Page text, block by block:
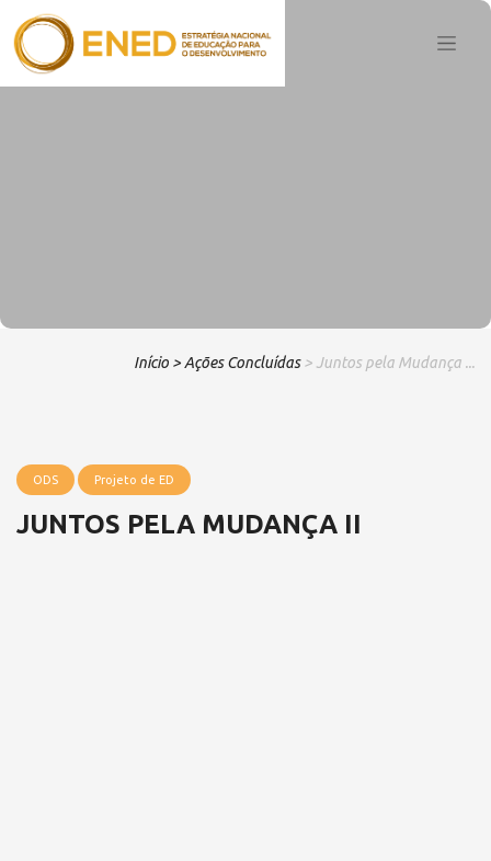
Início > Ações Concluídas > Juntos pela Mudança ...
ODS Projeto de ED
JUNTOS PELA MUDANÇA II